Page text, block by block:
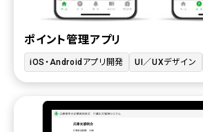
ポイント管理アプリ
iOS・Androidアプリ開発 UI／UXデザイン